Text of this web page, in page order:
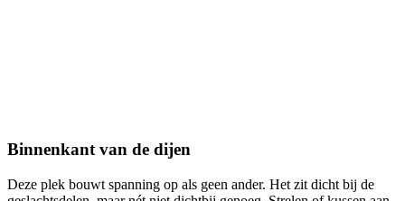
Binnenkant van de dijen
Deze plek bouwt spanning op als geen ander. Het zit dicht bij de